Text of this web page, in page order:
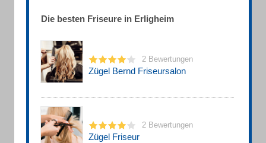
Die besten Friseure in Erligheim
2 Bewertungen
Zügel Bernd Friseursalon
2 Bewertungen
Zügel Friseur